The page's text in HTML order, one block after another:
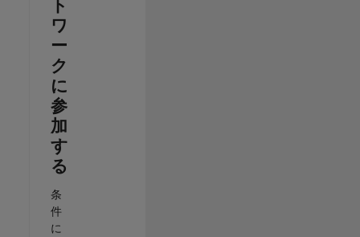
ト
ワ
ー
ク
に
参
加
す
る
条
件
に